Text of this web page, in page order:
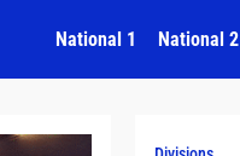
National 1 National 2